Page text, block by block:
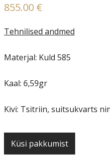
855.00 €
Tehnilised andmed
Materjal: Kuld 585
Kaal: 6,59gr
Kivi: Tsitriin, suitsukvarts
Küsi pakkumist